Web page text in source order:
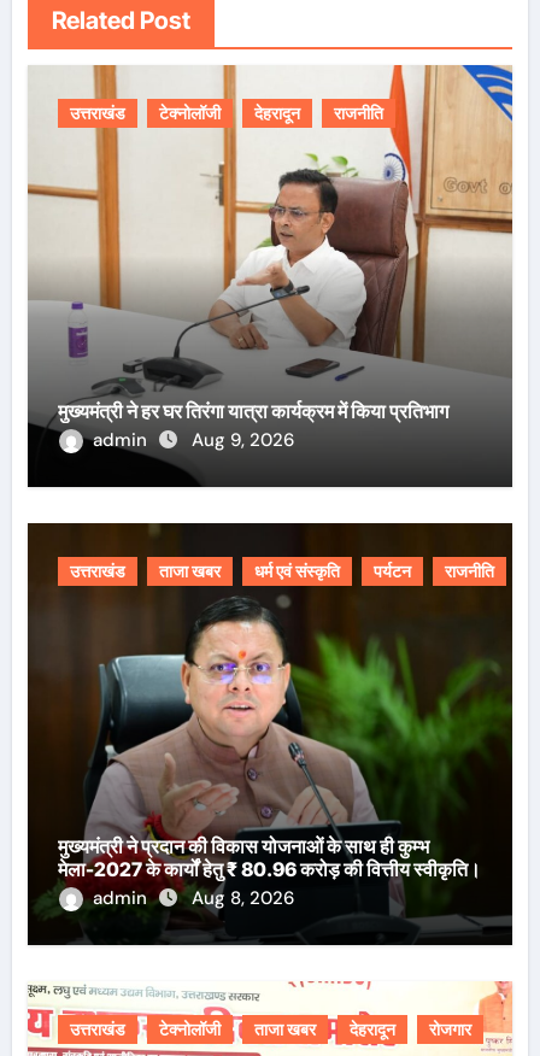
Related Post
उत्तराखंड टेक्नोलॉजी देहरादून राजनीति
मुख्यमंत्री ने हर घर तिरंगा यात्रा कार्यक्रम में किया प्रतिभाग
admin
Aug 9, 2026
उत्तराखंड ताजा खबर धर्म एवं संस्कृति पर्यटन राजनीति
मुख्यमंत्री ने प्रदान की विकास योजनाओं के साथ ही कुम्भ
मेला-2027 के कार्यों हेतु ₹ 80.96 करोड़ की वित्तीय स्वीकृति।
admin
Aug 8, 2026
उत्तराखंड टेक्नोलॉजी ताजा खबर देहरादून रोजगार